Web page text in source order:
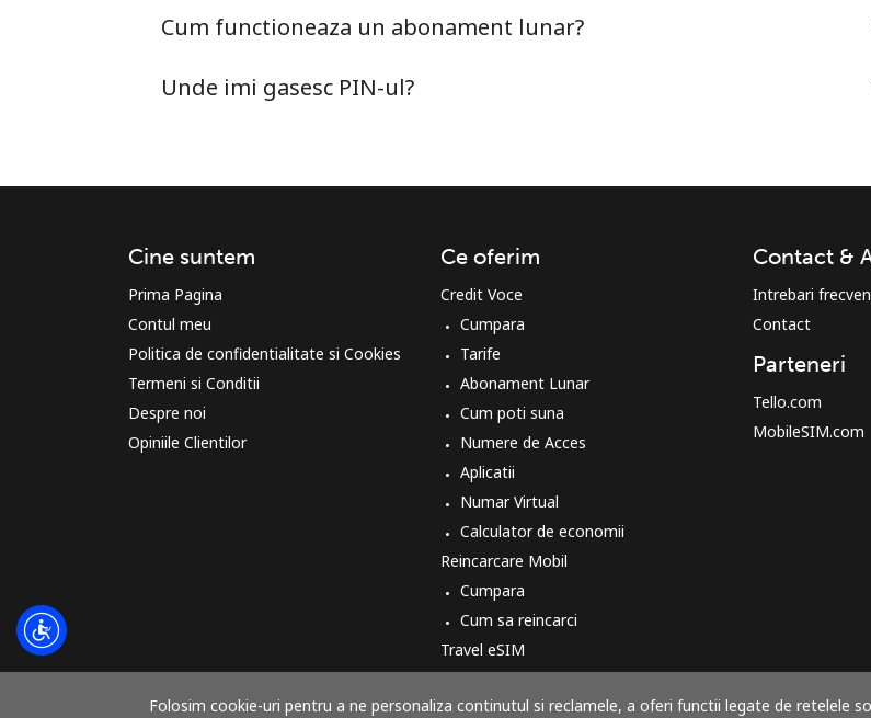
acord cu urmatorii
Buna!
CREEAZA CONT
sau
Cum functioneaza un abonament lunar?
Unde imi gasesc PIN-ul?
Folosim cookie-uri pentru a ne personaliza continutul si reclamele, a oferi functii legate de retelele
Cine suntem
Prima Pagina
Contul meu
Politica de confidentialitate si Cookies
Termeni si Conditii
Despre noi
Opiniile Clientilor
Ce oferim
Credit Voce
Cumpara
Tarife
Abonament Lunar
Cum poti suna
Numere de Acces
Aplicatii
Numar Virtual
Calculator de economii
Reincarcare Mobil
Cumpara
Cum sa reincarci
Travel eSIM
Cumpara
Cum functioneaza
Contact &
Intrebari
Contact
Parteneri
Tello.com
MobileSIM.com